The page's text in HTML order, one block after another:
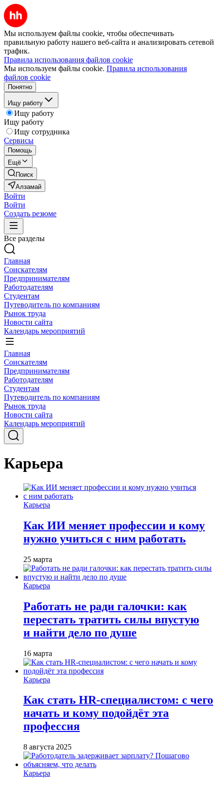
Мы используем файлы cookie, чтобы обеспечивать
правильную работу нашего веб-сайта и анализировать сетевой
трафик.
Правила использования файлов cookie
Мы используем файлы cookie. Правила использования
файлов cookie
Понятно
Ищу работу
Ищу работу
Ищу работу
Ищу сотрудника
Сервисы
Помощь
Ещё
Поиск
Алзамай
Войти
Войти
Создать резюме
Все разделы
Главная
Соискателям
Предпринимателям
Работодателям
Студентам
Путеводитель по компаниям
Рынок труда
Новости сайта
Календарь мероприятий
Главная
Соискателям
Предпринимателям
Работодателям
Студентам
Путеводитель по компаниям
Рынок труда
Новости сайта
Календарь мероприятий
Карьера
Карьера
Как ИИ меняет профессии и кому
нужно учиться с ним работать
25 марта
Карьера
Работать не ради галочки: как
перестать тратить силы впустую
и найти дело по душе
16 марта
Карьера
Как стать HR-специалистом: с чего
начать и кому подойдёт эта
профессия
8 августа 2025
Карьера